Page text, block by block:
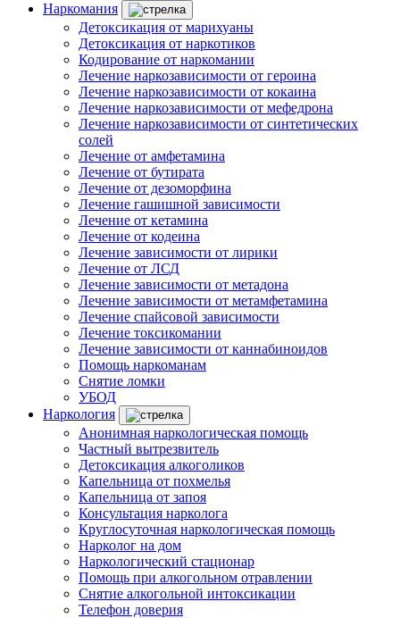
Наркомания
Детоксикация от марихуаны
Детоксикация от наркотиков
Кодирование от наркомании
Лечение наркозависимости от героина
Лечение наркозависимости от кокаина
Лечение наркозависимости от мефедрона
Лечение наркозависимости от синтетических
солей
Лечение от амфетамина
Лечение от бутирата
Лечение от дезоморфина
Лечение гашишной зависимости
Лечение от кетамина
Лечение от кодеина
Лечение зависимости от лирики
Лечение от ЛСД
Лечение зависимости от метадона
Лечение зависимости от метамфетамина
Лечение спайсовой зависимости
Лечение токсикомании
Лечение зависимости от каннабиноидов
Помощь наркоманам
Снятие ломки
УБОД
Наркология
Анонимная наркологическая помощь
Частный вытрезвитель
Детоксикация алкоголиков
Капельница от похмелья
Капельница от запоя
Консультация нарколога
Круглосуточная наркологическая помощь
Нарколог на дом
Наркологический стационар
Помощь при алкогольном отравлении
Снятие алкогольной интоксикации
Телефон доверия